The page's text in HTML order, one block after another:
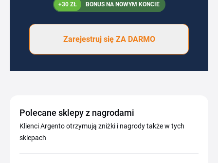
+30 ZŁ BONUS NA NOWYM KONCIE
Zarejestruj się ZA DARMO
Polecane sklepy z nagrodami
Klienci Argento otrzymują zniżki i nagrody także w tych
sklepach